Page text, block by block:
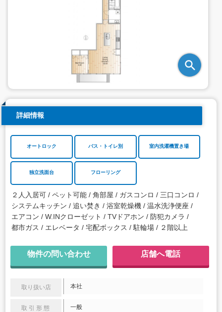
詳細情報
オートロック バス・トイレ別 室内洗濯機置き場
独立洗面台 フローリング
２人入居可 ペット可能 角部屋 ガスコンロ
三口コンロ
システムキッチン
追い焚き 浴室乾燥機
温水洗浄便座
エアコン
W.INクローゼット TVドアホン
防犯カメラ
都市ガス
エレベータ 宅配ボックス 駐輪場 ２階以上
物件の問い合わせ 店舗へ電話
取り扱い店 本社
取引形態 一般